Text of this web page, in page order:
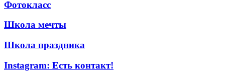
Фотокласс
Школа мечты
Школа праздника
Instagram: Есть контакт!